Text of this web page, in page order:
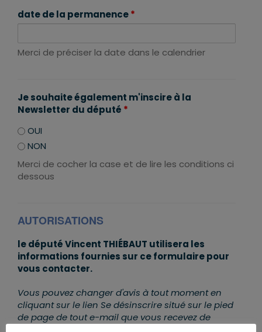
date de la permanence*
Merci de préciser la date dans le calendrier
Je souhaite également m'inscire à la
Newsletter du député *
OUI
NON
Merci de cocher la case et de lire les conditions ci
dessous
AUTORISATIONS
le député Vincent THIÉBAUT utilisera les
informations fournies sur ce formulaire pour
vous contacter.
Vous pouvez changer d'avis à tout moment en
cliquant sur le lien Se désinscrire situé sur le pied
de page de tout e-mail que vous recevez de